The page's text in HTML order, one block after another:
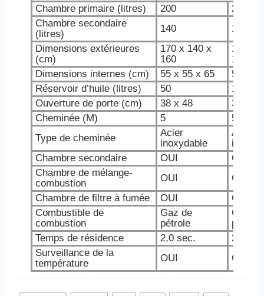
Chambre primaire (litres)
200
200
Chambre secondaire
(litres)
140
140
Dimensions extérieures
(cm)
170 x 140 x
160
170 x
160
Dimensions internes (cm)
55 x 55 x 65
55 x
Réservoir d’huile (litres)
50
100
Ouverture de porte (cm)
38 x 48
38 x 48
Cheminée (M)
5
5
Type de cheminée
Acier
inoxydable
Acier
Chambre secondaire
OUI
OUI
Chambre de mélange-
combustion
OUI
OUI
Chambre de filtre à fumée
OUI
OUI
Combustible de
combustion
Gaz de
pétrole
Gaz de
pétrole
Temps de résidence
2,0 sec.
2,0
Surveillance de la
température
OUI OUI